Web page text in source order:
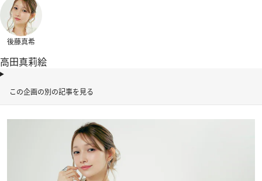
後藤真希
高田真莉絵
この企画の別の記事を見る